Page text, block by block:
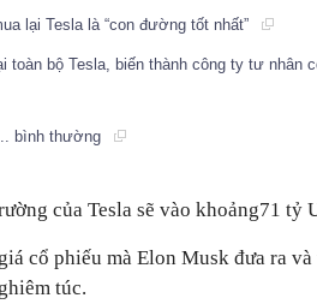
lại Tesla là “con đường tốt nhất”
toàn bộ Tesla, biến thành công ty tư nhân
bình thường
của Tesla sẽ vào khoảng71 tỷ
cổ phiếu mà Elon Musk đưa ra
túc.